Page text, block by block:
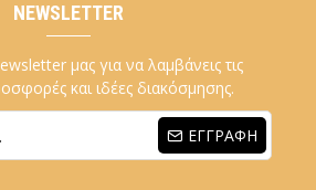
NEWSLETTER
μας για να λαμβάνεις τις
και ιδέες διακόσμησης.
ΕΓΓΡΑΦΉ